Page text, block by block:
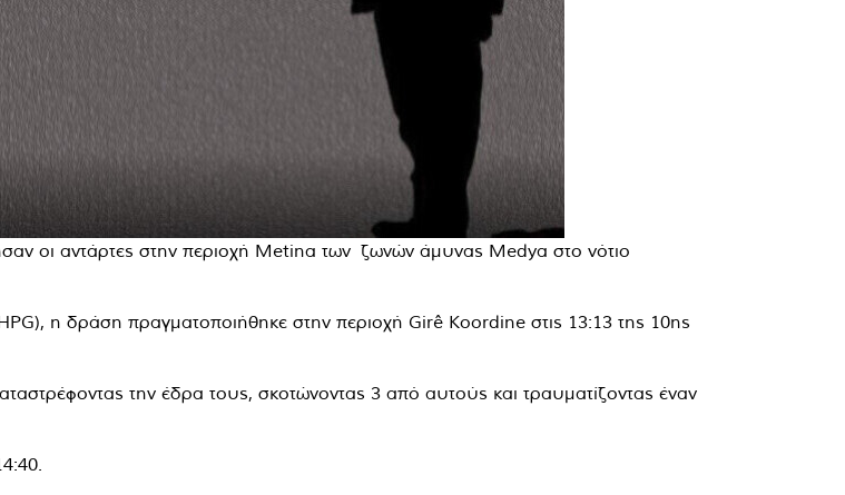
οι αντάρτες στην περιοχή Metina των ζωνών άμυνας Medya στο νότιο
η δράση πραγματοποιήθηκε στην περιοχή Girê Koordine στις 13:13 της 10ης
την έδρα τους, σκοτώνοντας 3 από αυτούς και τραυματίζοντας έναν